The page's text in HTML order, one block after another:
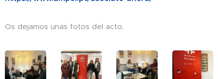
Os dejamos unas fotos del acto.